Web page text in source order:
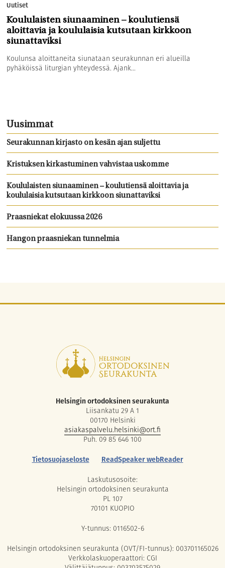
Uutiset
Koululaisten siunaaminen – koulutiensä
aloittavia ja koululaisia kutsutaan kirkkoon
siunattaviksi
Koulunsa aloittaneita siunataan seurakunnan eri alueilla
pyhäköissä liturgian yhteydessä. Ajank...
Uusimmat
Seurakunnan kirjasto on kesän ajan suljettu
Kristuksen kirkastuminen vahvistaa uskomme
Koululaisten siunaaminen – koulutiensä aloittavia ja
koululaisia kutsutaan kirkkoon siunattaviksi
Praasniekat elokuussa 2026
Hangon praasniekan tunnelmia
Helsingin ortodoksinen seurakunta
Liisankatu 29 A 1
00170 Helsinki
asiakaspalvelu.helsinki@ort.fi
Puh. 09 85 646 100
Tietosuojaseloste
ReadSpeaker webReader
Laskutusosoite:
Helsingin ortodoksinen seurakunta
PL 107
70101 KUOPIO
Y-tunnus: 0116502-6
Helsingin ortodoksinen seurakunta (OVT/FI-tunnus): 003701165026
Verkkolaskuoperaattori: CGI